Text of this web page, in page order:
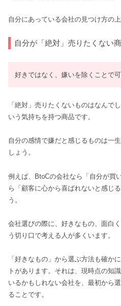
自分にあっている会社の見つけ方の
自分が「絶対」売りたくない
好きではなく、嫌いを除くことで
「絶対」売りたくないものはなんで
いう気持ちを持つ商品です。
自分の感情で嫌だと感じるものは一
しょう。
例えば、BtoCの会社なら「自分が買
ら「顧客に心から喜ばれないと感じ
う。
会社選びの際に、好きなもの、面白
う切り口で考える人が多くいます。
「好きなもの」から選ぶ方法も確か
トがあります。それは、現時点の知
いるかもしれない会社を、最初から
ることです。